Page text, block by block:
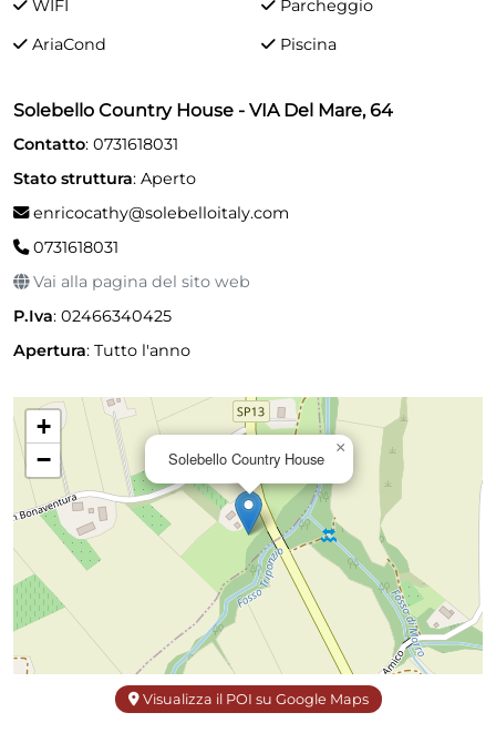
WIFI
Parcheggio
AriaCond
Piscina
Solebello Country House - VIA Del Mare, 64
Contatto: 0731618031
Stato struttura: Aperto
enricocathy@solebelloitaly.com
0731618031
Vai alla pagina del sito web
P.Iva: 02466340425
Apertura: Tutto l'anno
Solebello Country House
×
+
−
Visualizza il POI su Google Maps